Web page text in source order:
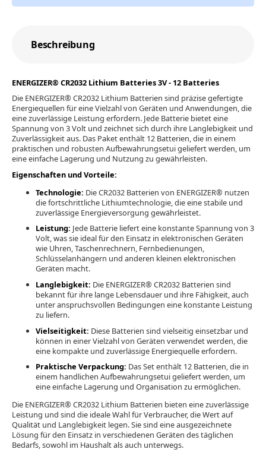
Beschreibung
ENERGIZER® CR2032 Lithium Batteries 3V - 12 Batteries
Die ENERGIZER® CR2032 Lithium Batterien sind präzise gefertigte
Energiequellen für eine Vielzahl von Geräten und Anwendungen, die
eine zuverlässige Leistung erfordern. Jede Batterie bietet eine
Spannung von 3 Volt und zeichnet sich durch ihre Langlebigkeit und
Zuverlässigkeit aus. Das Paket enthält 12 Batterien, die in einem
praktischen und robusten Aufbewahrungsetui geliefert werden, um
eine einfache Lagerung und Nutzung zu gewährleisten.
Eigenschaften und Vorteile:
Technologie: Die CR2032 Batterien von ENERGIZER® nutzen
die fortschrittliche Lithiumtechnologie, die eine stabile und
zuverlässige Energieversorgung gewährleistet.
Leistung: Jede Batterie liefert eine konstante Spannung von 3
Volt, was sie ideal für den Einsatz in elektronischen Geräten
wie Uhren, Taschenrechnern, Fernbedienungen,
Schlüsselanhängern und anderen kleinen elektronischen
Geräten macht.
Langlebigkeit: Die ENERGIZER® CR2032 Batterien sind
bekannt für ihre lange Lebensdauer und ihre Fähigkeit, auch
unter anspruchsvollen Bedingungen eine konstante Leistung
zu liefern.
Vielseitigkeit: Diese Batterien sind vielseitig einsetzbar und
können in einer Vielzahl von Geräten verwendet werden, die
eine kompakte und zuverlässige Energiequelle erfordern.
Praktische Verpackung: Das Set enthält 12 Batterien, die in
einem handlichen Aufbewahrungsetui geliefert werden, um
eine einfache Lagerung und Organisation zu ermöglichen.
Die ENERGIZER® CR2032 Lithium Batterien bieten eine zuverlässige
Leistung und sind die ideale Wahl für Verbraucher, die Wert auf
Qualität und Langlebigkeit legen. Sie sind eine ausgezeichnete
Lösung für den Einsatz in verschiedenen Geräten des täglichen
Bedarfs, sowohl im Haushalt als auch unterwegs.